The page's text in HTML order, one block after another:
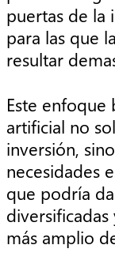
puertas de la
para las que
resultar
Este enfoque
artificial no
inversión,
necesidades
que podría
más amplio